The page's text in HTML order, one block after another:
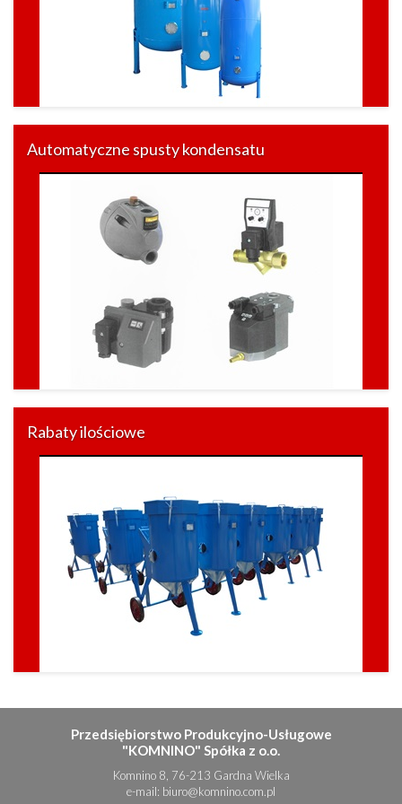
Automatyczne spusty kondensatu
Rabaty ilościowe
Przedsiębiorstwo Produkcyjno-Usługowe
"KOMNINO" Spółka z o.o.
Komnino 8, 76-213 Gardna Wielka
e-mail: biuro@komnino.com.pl